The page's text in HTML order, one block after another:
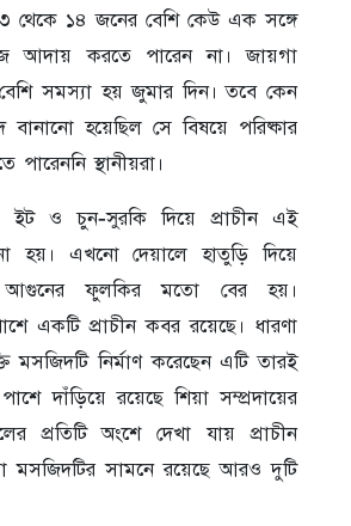
থেকে ১৪ জনের বেশি কেউ এক সঙ্গে
আদায় করতে পারেন না। জায়গা
সমস্যা হয় জুমার দিন। তবে কেন
হয়েছিল সে বিষয়ে পরিষ্কার
স্থানীয়রা।
ইট ও চুন-সুরকি দিয়ে প্রাচীন এই
হয়। এখনো দেয়ালে হাতুড়ি দিয়ে
ফুলকির মতো বের হয়।
একটি প্রাচীন কবর রয়েছে। ধারণা
মসজিদটি নির্মাণ করেছেন এটি তারই
দাঁড়িয়ে রয়েছে শিয়া সম্প্রদায়ের
প্রতিটি অংশে দেখা যায় প্রাচীন
মসজিদটির সামনে রয়েছে আরও দুটি